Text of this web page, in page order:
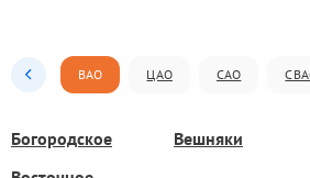
ВАО ЦАО САО
Богородское Вешняки